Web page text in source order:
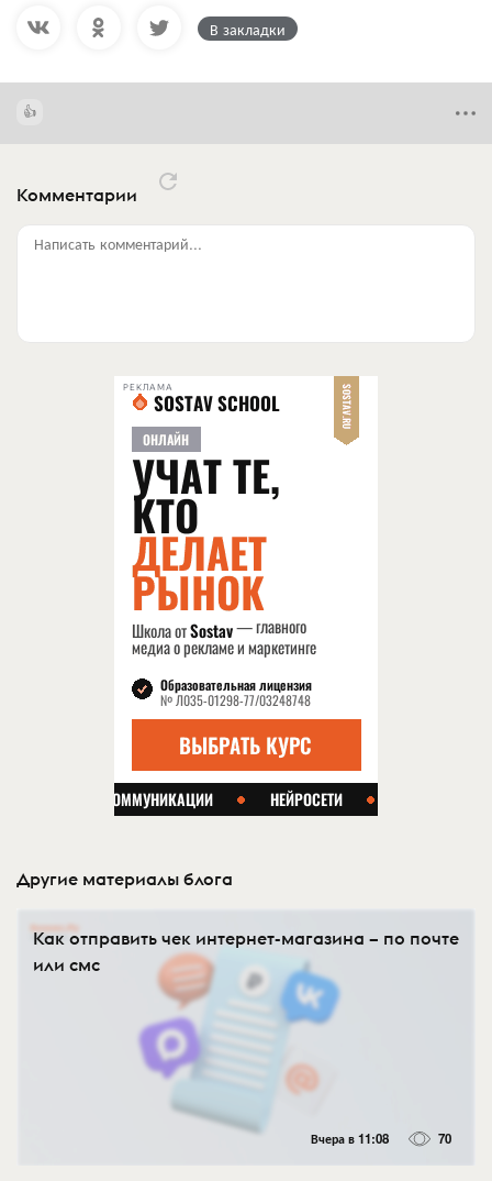
В закладки
Комментарии
Написать комментарий...
РЕКЛАМА
Другие материалы блога
Как отправить чек интернет-магазина – по почте
или смс
Вчера в 11:08 70